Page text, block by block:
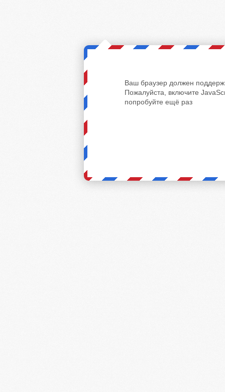
Ваш браузер должен
Пожалуйста, включите
попробуйте ещё раз